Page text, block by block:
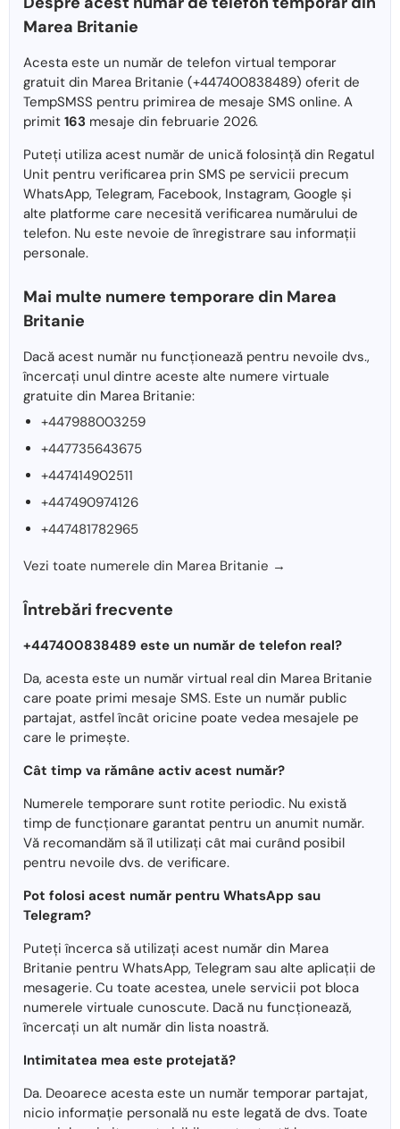
Marea Britanie
Acesta este un număr de telefon virtual temporar
gratuit din Marea Britanie (+447400838489) oferit de
TempSMSS pentru primirea de mesaje SMS online. A
primit 163 mesaje din februarie 2026.
Puteți utiliza acest număr de unică folosință din Regatul
Unit pentru verificarea prin SMS pe servicii precum
WhatsApp, Telegram, Facebook, Instagram, Google și
alte platforme care necesită verificarea numărului de
telefon. Nu este nevoie de înregistrare sau informații
personale.
Mai multe numere temporare din Marea
Britanie
Dacă acest număr nu funcționează pentru nevoile dvs.,
încercați unul dintre aceste alte numere virtuale
gratuite din Marea Britanie:
+447988003259
+447735643675
+447414902511
+447490974126
+447481782965
Vezi toate numerele din Marea Britanie →
Întrebări frecvente
+447400838489 este un număr de telefon real?
Da, acesta este un număr virtual real din Marea Britanie
care poate primi mesaje SMS. Este un număr public
partajat, astfel încât oricine poate vedea mesajele pe
care le primește.
Cât timp va rămâne activ acest număr?
Numerele temporare sunt rotite periodic. Nu există
timp de funcționare garantat pentru un anumit număr.
Vă recomandăm să îl utilizați cât mai curând posibil
pentru nevoile dvs. de verificare.
Pot folosi acest număr pentru WhatsApp sau
Telegram?
Puteți încerca să utilizați acest număr din Marea
Britanie pentru WhatsApp, Telegram sau alte aplicații de
mesagerie. Cu toate acestea, unele servicii pot bloca
numerele virtuale cunoscute. Dacă nu funcționează,
încercați un alt număr din lista noastră.
Intimitatea mea este protejată?
Da. Deoarece acesta este un număr temporar partajat,
nicio informație personală nu este legată de dvs. Toate